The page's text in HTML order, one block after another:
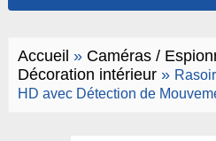
Accueil » Caméras /
Décoration intérieur»
HD avec Détection de